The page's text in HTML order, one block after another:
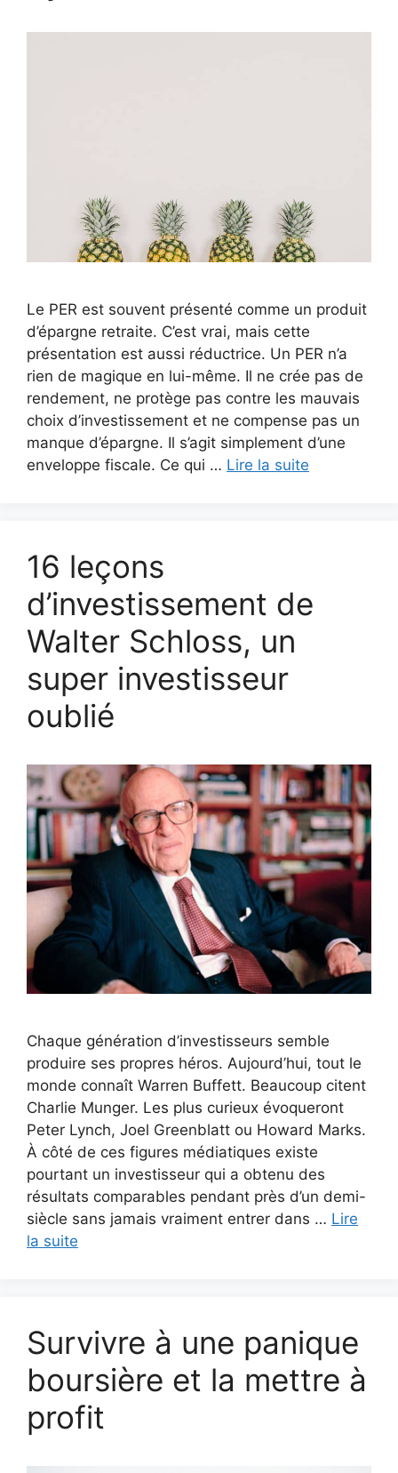
Le PER est souvent présenté comme un produit
d’épargne retraite. C’est vrai, mais cette
présentation est aussi réductrice. Un PER n’a
rien de magique en lui-même. Il ne crée pas de
rendement, ne protège pas contre les mauvais
choix d’investissement et ne compense pas un
manque d’épargne. Il s’agit simplement d’une
enveloppe fiscale. Ce qui … Lire la suite
16 leçons
d’investissement de
Walter Schloss, un
super investisseur
oublié
Chaque génération d’investisseurs semble
produire ses propres héros. Aujourd’hui, tout le
monde connaît Warren Buffett. Beaucoup citent
Charlie Munger. Les plus curieux évoqueront
Peter Lynch, Joel Greenblatt ou Howard Marks.
À côté de ces figures médiatiques existe
pourtant un investisseur qui a obtenu des
résultats comparables pendant près d’un demi-
siècle sans jamais vraiment entrer dans … Lire
la suite
Survivre à une panique
boursière et la mettre à
profit